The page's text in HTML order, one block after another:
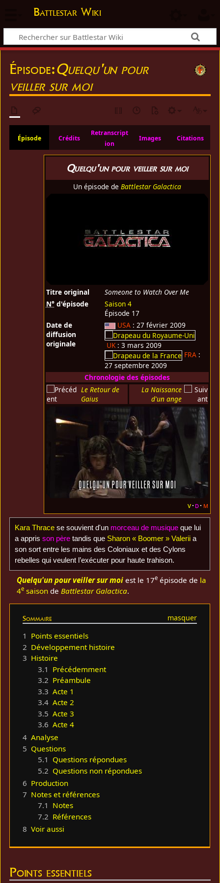
Battlestar Wiki
Épisode:Quelqu'un pour
veiller sur moi
Épisode Crédits
Retranscript
ion
Images Citations
Quelqu'un pour veiller sur moi
Un épisode de Battlestar Galactica
Titre original
Someone to Watch Over Me
N°d'épisode
Saison 4
Épisode 17
Date de
diffusion
originale
USA: 27 février 2009
UK: 3 mars 2009
FRA:
27 septembre 2009
Chronologie des épisodes
Le Retour de
Gaius
La Naissance
d'un ange
v d m
Kara Thracese souvient d'un morceau de musiqueque lui
a appris son pèretandis que Sharon « Boomer » Valeriia
son sort entre les mains des Coloniaux et des Cylons
rebelles qui veulent l’exécuter pour haute trahison.
Quelqu'un pour veiller sur moi est le 17e épisode de la
4e saison de Battlestar Galactica.
Sommaire
1 Points essentiels
2 Développement histoire
3 Histoire
3.1 Précédemment
3.2 Préambule
3.3 Acte 1
3.4 Acte 2
3.5 Acte 3
3.6 Acte 4
4 Analyse
5 Questions
5.1 Questions répondues
5.2 Questions non répondues
6 Production
7 Notes et références
7.1 Notes
7.2 Références
8 Voir aussi
Points essentiels